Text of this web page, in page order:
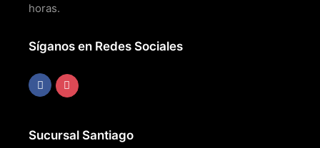
horas.
Síganos en Redes Sociales
Sucursal Santiago